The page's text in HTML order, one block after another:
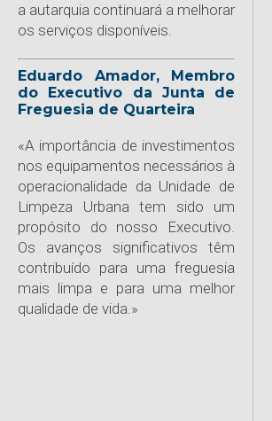
a autarquia continuará a melhorar
os serviços disponíveis.
Eduardo Amador, Membro
do Executivo da Junta de
Freguesia de Quarteira
«A importância de investimentos
nos equipamentos necessários à
operacionalidade da Unidade de
Limpeza Urbana tem sido um
propósito do nosso Executivo.
Os avanços significativos têm
contribuído para uma freguesia
mais limpa e para uma melhor
qualidade de vida.»